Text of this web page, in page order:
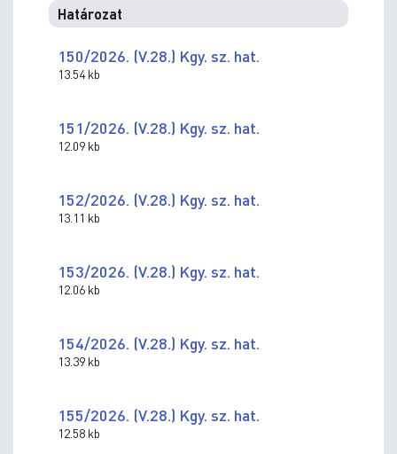
Határozat
150/2026. (V.28.) Kgy. sz. hat.
13.54 kb
151/2026. (V.28.) Kgy. sz. hat.
12.09 kb
152/2026. (V.28.) Kgy. sz. hat.
13.11 kb
153/2026. (V.28.) Kgy. sz. hat.
12.06 kb
154/2026. (V.28.) Kgy. sz. hat.
13.39 kb
155/2026. (V.28.) Kgy. sz. hat.
12.58 kb